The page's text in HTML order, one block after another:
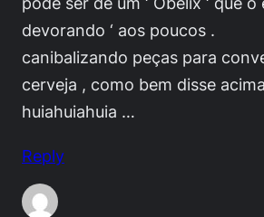
devorando ‘ aos poucos .
canibalizando peças para
cerveja , como bem disse
huiahuiahuia …
Reply